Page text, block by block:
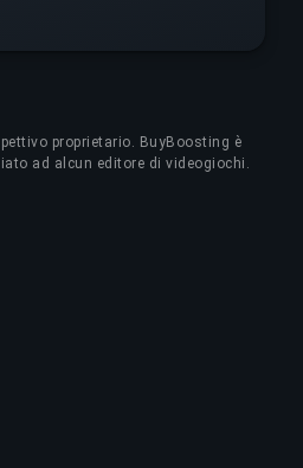
proprietario. BuyBoosting è
ad alcun editore di videogiochi.